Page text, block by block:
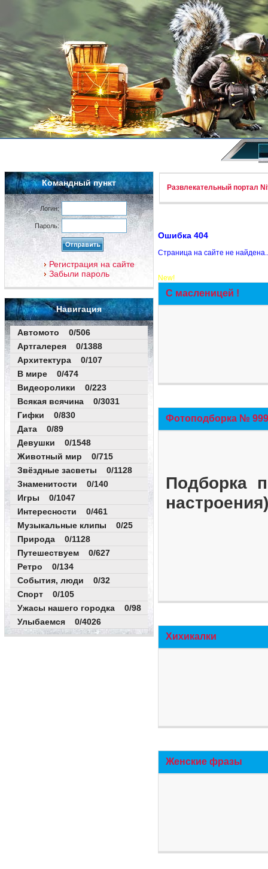
Командный пункт
Логин:
Пароль:
Регистрация на сайте
Забыли пароль
Навигация
Автомото 0/506
Артгалерея 0/1388
Архитектура 0/107
В мире 0/474
Видеоролики 0/223
Всякая всячина 0/3031
Гифки 0/830
Дата 0/89
Девушки 0/1548
Животный мир 0/715
Звёздные засветы 0/1128
Знаменитости 0/140
Игры 0/1047
Интересности 0/461
Музыкальные клипы 0/25
Природа 0/1128
Путешествуем 0/627
Ретро 0/134
События, люди 0/32
Спорт 0/105
Ужасы нашего городка 0/98
Улыбаемся 0/4026
Развлекательный портал
Ошибка 404
Страница на сайте не
New!
С масленицей !
Фотоподборка №
Подборка
Хихикалки
Женские фразы